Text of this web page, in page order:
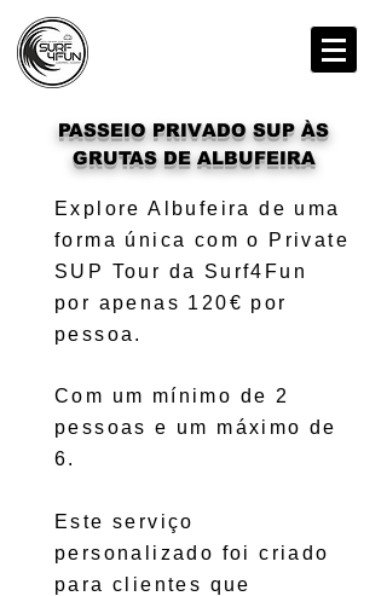
PASSEIO PRIVADO SUP ÀS
GRUTAS DE ALBUFEIRA
Explore Albufeira de uma
forma única com o Private
SUP Tour da Surf4Fun
por apenas 120€ por
pessoa.
Com um mínimo de 2
pessoas e um máximo de
6.
Este serviço
personalizado foi criado
para clientes que